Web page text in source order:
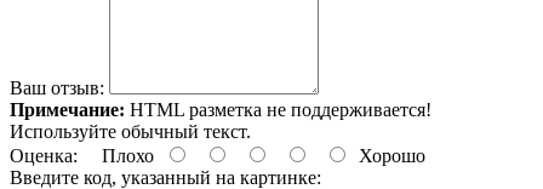
Ваш отзыв:
Примечание: HTML разметка не поддерживается!
Используйте обычный текст.
Оценка: Плохо
Хорошо
Введите код, указанный на картинке: